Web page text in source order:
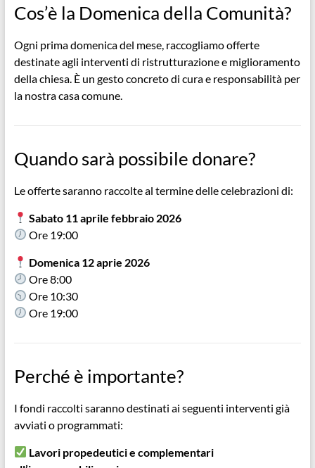
Cos’è la Domenica della Comunità?
Ogni prima domenica del mese, raccogliamo offerte
destinate agli interventi di ristrutturazione e miglioramento
della chiesa. È un gesto concreto di cura e responsabilità per
la nostra casa comune.
Quando sarà possibile donare?
Le offerte saranno raccolte al termine delle celebrazioni di:
Sabato 11 aprile febbraio 2026
Ore 19:00
Domenica 12 aprie 2026
Ore 8:00
Ore 10:30
Ore 19:00
Perché è importante?
I fondi raccolti saranno destinati ai seguenti interventi già
avviati o programmati:
Lavori propedeutici e complementari